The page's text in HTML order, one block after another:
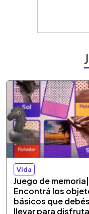
Vida
Juego de memoria|
Encontrá los
básicos que debés
llevar para